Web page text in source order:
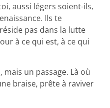
aussi légers soient-ils,
Ils te
pas dans la lutte
à ce qui est, à ce qui
mais un passage. Là où
braise, prête à raviver